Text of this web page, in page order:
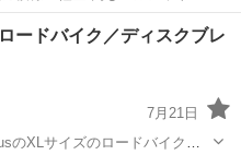
ードバイク／ディスクブレ
7月21日